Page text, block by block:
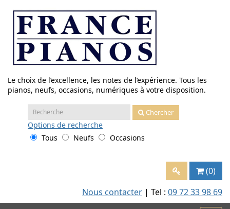
contenu
Le choix de l’excellence, les notes de l’expérience. Tous les
pianos, neufs, occasions, numériques à votre disposition.
Recherche
:
Chercher
Options de recherche
Tous
Neufs Occasions
(0)
Nous contacter | Tel : 09 72 33 98 69